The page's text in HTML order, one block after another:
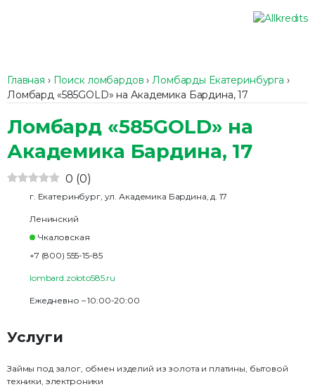
Главная › Поиск ломбардов ›Ломбарды Екатеринбурга ›
Ломбард «585GOLD» на Академика Бардина, 17
Ломбард «585GOLD» на
Академика Бардина, 17
0 (0)
г. Екатеринбург, ул. Академика Бардина, д. 17
Ленинский
Чкаловская
+7 (800) 555-15-85
lombard.zoloto585.ru
Ежедневно – 10:00-20:00
Услуги
Займы под залог, обмен изделий из золота и платины, бытовой
техники, электроники